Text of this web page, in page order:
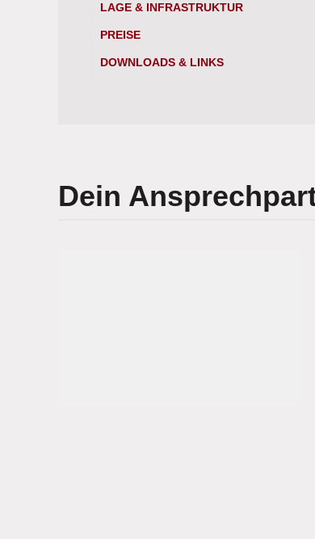
LAGE & INFRASTRUKTUR
PREISE
DOWNLOADS & LINKS
Dein